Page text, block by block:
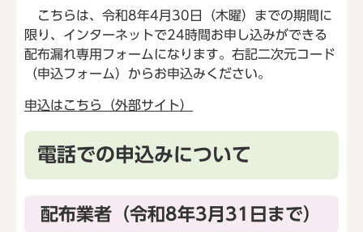
こちらは、令和8年4月30日（木曜）までの期間に
限り、インターネットで24時間お申し込みができる
配布漏れ専用フォームになります。右記二次元コード
（申込フォーム）からお申込みください。
申込はこちら（外部サイト）
電話での申込みについて
配布業者（令和8年3月31日まで）